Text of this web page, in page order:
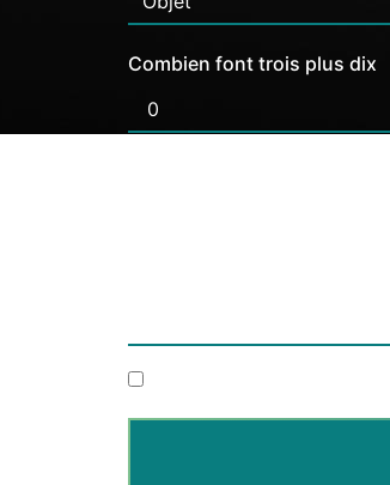
Combien font trois plus dix